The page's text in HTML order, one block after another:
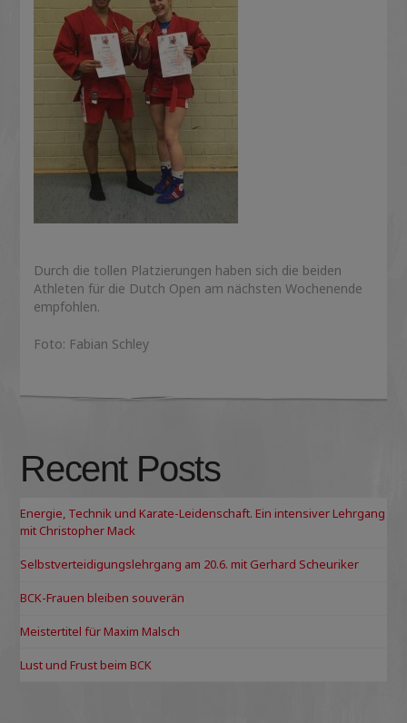
Durch die tollen Platzierungen haben sich die beiden
Athleten für die Dutch Open am nächsten Wochenende
empfohlen.
Foto: Fabian Schley
Recent Posts
Energie, Technik und Karate-Leidenschaft. Ein intensiver Lehrgang
mit Christopher Mack
Selbstverteidigungslehrgang am 20.6. mit Gerhard Scheuriker
BCK-Frauen bleiben souverän
Meistertitel für Maxim Malsch
Lust und Frust beim BCK